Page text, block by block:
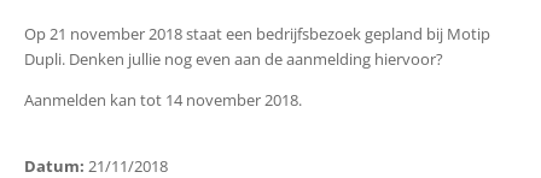
Op 21 november 2018 staat een bedrijfsbezoek gepland bij Motip
Dupli. Denken jullie nog even aan de aanmelding hiervoor?
Aanmelden kan tot 14 november 2018.
Datum: 21/11/2018